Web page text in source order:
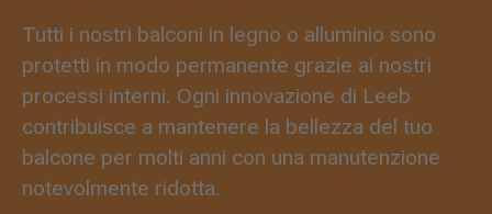
Tutti i nostri balconi in legno o alluminio sono
protetti in modo permanente grazie ai nostri
processi interni. Ogni innovazione di Leeb
contribuisce a mantenere la bellezza del tuo
balcone per molti anni con una manutenzione
notevolmente ridotta.